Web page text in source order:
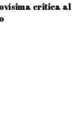
critica al